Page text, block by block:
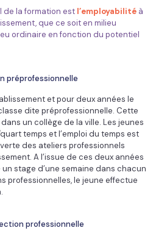
de la formation est l’employabilité à
que ce soit en milieu
ordinaire en fonction du potentiel
préprofessionnelle
et pour deux années le
dite préprofessionnelle. Cette
un collège de la ville. Les jeunes
temps et l’emploi du temps est
des ateliers professionnels
A l’issue de ces deux années
stage d’une semaine dans chacun
professionnelles, le jeune effectue
professionnelle